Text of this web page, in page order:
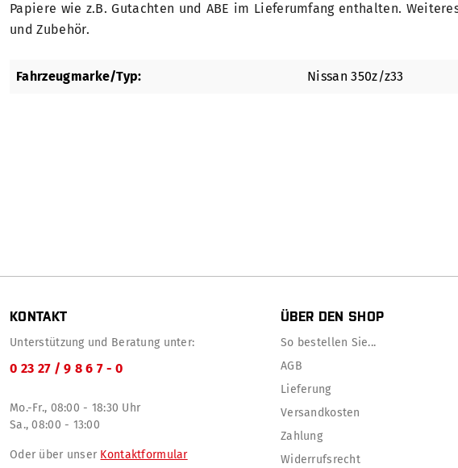
Papiere wie z.B. Gutachten und ABE im Lieferumfang enthalten.
und Zubehör.
Fahrzeugmarke/Typ: Nissan 350z/z33
KONTAKT
Unterstützung und Beratung unter:
0 23 27 / 9 8 6 7 - 0
Mo.-Fr., 08:00 - 18:30 Uhr
Sa., 08:00 - 13:00
Oder über unser Kontaktformular
ÜBER DEN SHOP
So bestellen Sie...
AGB
Lieferung
Versandkosten
Zahlung
Widerrufsrecht